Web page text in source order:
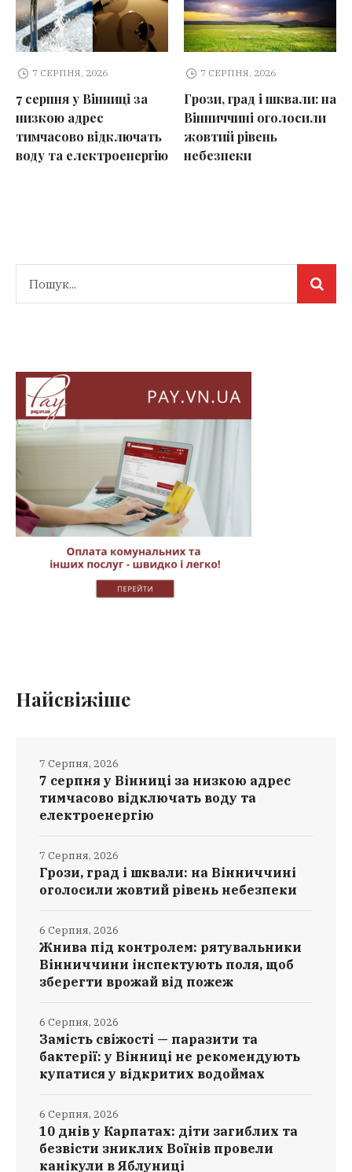
7 СЕРПНЯ, 2026
7 серпня у Вінниці за
низкою адрес
тимчасово відключать
воду та електроенергію
7 СЕРПНЯ, 2026
Грози, град і шквали: на
Вінниччині оголосили
жовтий рівень
небезпеки
Найсвіжіше
7 серпня у Вінниці за низкою адрес
тимчасово відключать воду та
електроенергію
7 Серпня, 2026
Грози, град і шквали: на Вінниччині
оголосили жовтий рівень небезпеки
7 Серпня, 2026
Жнива під контролем: рятувальники
Вінниччини інспектують поля, щоб
зберегти врожай від пожеж
6 Серпня, 2026
Замість свіжості — паразити та
бактерії: у Вінниці не рекомендують
купатися у відкритих водоймах
6 Серпня, 2026
10 днів у Карпатах: діти загиблих та
безвісти зниклих Воїнів провели
канікули в Яблуниці
6 Серпня, 2026